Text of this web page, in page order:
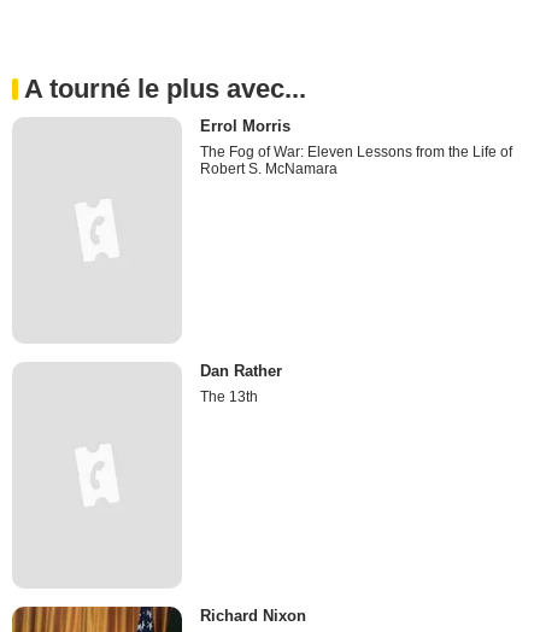
A tourné le plus avec...
Errol Morris
The Fog of War: Eleven Lessons from the Life of
Robert S. McNamara
Dan Rather
The 13th
Richard Nixon